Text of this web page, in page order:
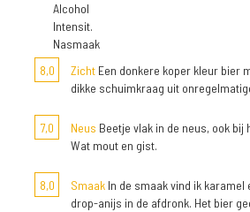
Alcohol
Intensit.
Nasmaak
8,0
Zicht Een donkere koper kleur bier
dikke schuimkraag uit
7,0 Neus Beetje vlak in de neus, ook
Wat mout en gist.
8,0 Smaak In de smaak vind ik karamel
drop-anijs in de afdronk. Het bier